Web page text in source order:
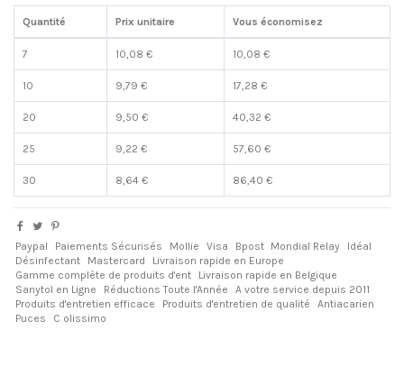
Quantité Prix unitaire Vous économisez
7 10,08 € 10,08 €
10 9,79 € 17,28 €
20 9,50 € 40,32 €
25 9,22 € 57,60 €
30 8,64 € 86,40 €
Paypal Paiements Sécurisés Mollie Visa Bpost Mondial Relay
Idéal
Désinfectant
Mastercard
Livraison rapide en Europe
Gamme complète de produits d'ent
Livraison rapide en Belgique
Sanytol en Ligne
Réductions Toute l'Année
A votre service depuis 2011
Produits d'entretien efficace
Produits d'entretien de qualité
Antiacarien
Puces
C olissimo